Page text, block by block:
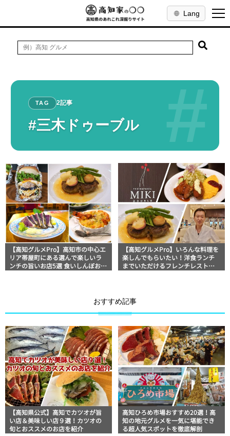
Lang
#
TAG 2記事
#三木ドゥーブル
【高知グルメPro】高知市の中心エ
リア帯屋町にある選んで楽しいラ
ンチの旨いお店5選 食いしんぼおじ
【高知グルメPro】いろんな料理を
楽しんでもらいたい！洋食ランチ
までいただけるフレンチレストラ
おすすめ記事
【高知県公式】高知でカツオが旨
い店＆美味しい店９選！カツオの
旬とおススメのお店を紹介
高知ひろめ市場おすすめ20選！高
知の地元グルメを一気に堪能でき
る超人気スポットを徹底解剖